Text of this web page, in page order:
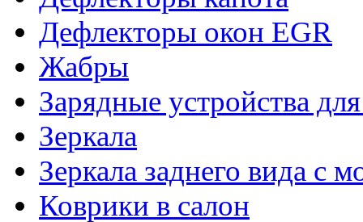
Дефлекторы окон EGR
Жабры
Зарядные устройства
Зеркала
Зеркала заднего вида с
Коврики в салон